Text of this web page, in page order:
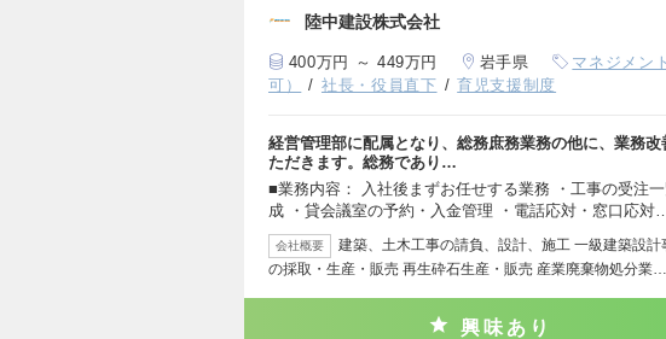
陸中建設株式会社
400万円 ～ 449万円 岩手県 マネジメン
可）
社長・役員直下 育児支援制度
経営管理部に配属となり、総務庶務業務の他に、業務
ただきます。総務であり…
■業務内容： 入社後まずお任せする業務 ・工事の受注
成 ・貸会議室の予約・入金管理 ・電話応対・窓口応対…
会社概要
建築、土木工事の請負、設計、施工 一級建築設
の採取・生産・販売 再生砕石生産・販売 産業廃棄物処分業…
興味あり